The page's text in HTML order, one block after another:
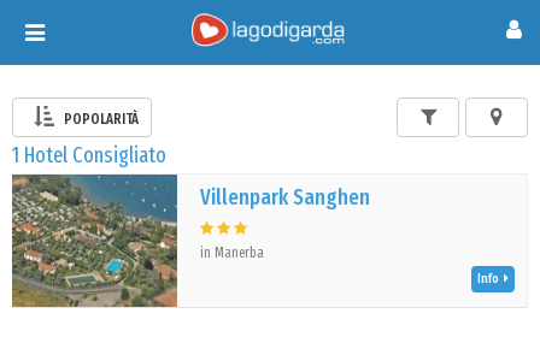
Toggle
navigation
POPOLARITÀ
1 Hotel Consigliato
Villenpark Sanghen
in Manerba
Info